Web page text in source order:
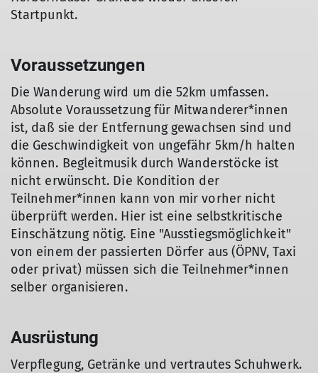
Startpunkt.
Voraussetzungen
Die Wanderung wird um die 52km umfassen.
Absolute Voraussetzung für Mitwanderer*innen
ist, daß sie der Entfernung gewachsen sind und
die Geschwindigkeit von ungefähr 5km/h halten
können. Begleitmusik durch Wanderstöcke ist
nicht erwünscht. Die Kondition der
Teilnehmer*innen kann von mir vorher nicht
überprüft werden. Hier ist eine selbstkritische
Einschätzung nötig. Eine "Ausstiegsmöglichkeit"
von einem der passierten Dörfer aus (ÖPNV, Taxi
oder privat) müssen sich die Teilnehmer*innen
selber organisieren.
Ausrüstung
Verpflegung, Getränke und vertrautes Schuhwerk.